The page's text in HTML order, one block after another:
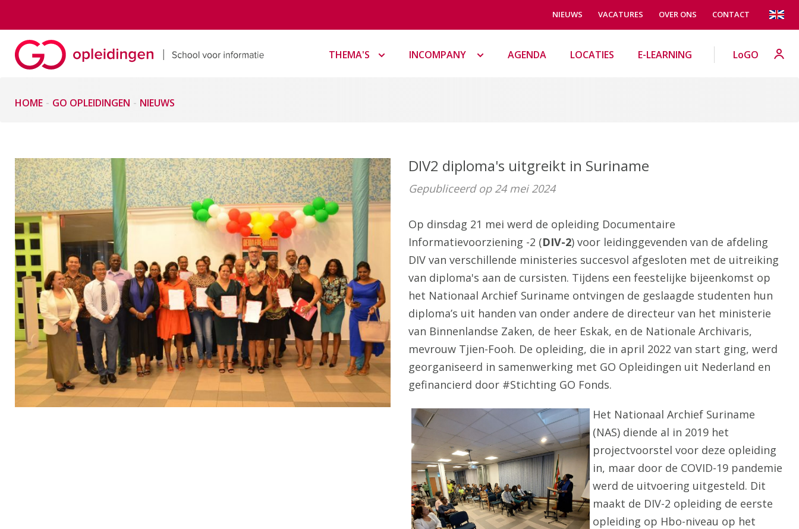
NIEUWS VACATURES OVER ONS CONTACT
THEMA'S INCOMPANY AGENDA LOCATIES E-LEARNING LoGO
HOME GO OPLEIDINGEN NIEUWS
DIV2 diploma's uitgreikt in Suriname
Gepubliceerd op 24 mei 2024
Op dinsdag 21 mei werd de opleiding Documentaire
Informatievoorziening -2 (DIV-2) voor leidinggevenden van de afdeling
DIV van verschillende ministeries succesvol afgesloten met de uitreiking
van diploma's aan de cursisten. Tijdens een feestelijke bijeenkomst op
het Nationaal Archief Suriname ontvingen de geslaagde studenten hun
diploma’s uit handen van onder andere de directeur van het ministerie
van Binnenlandse Zaken, de heer Eskak, en de Nationale Archivaris,
mevrouw Tjien-Fooh. De opleiding, die in april 2022 van start ging, werd
georganiseerd in samenwerking met GO Opleidingen uit Nederland en
gefinancierd door #Stichting GO Fonds.
Het Nationaal Archief Suriname
(NAS) diende al in 2019 het
projectvoorstel voor deze opleiding
in, maar door de COVID-19 pandemie
werd de uitvoering uitgesteld. Dit
maakt de DIV-2 opleiding de eerste
opleiding op Hbo-niveau op het